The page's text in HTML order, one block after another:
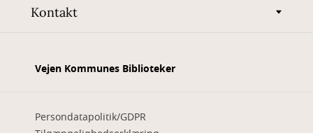
Kontakt
Vejen Kommunes Biblioteker
Persondatapolitik/GDPR